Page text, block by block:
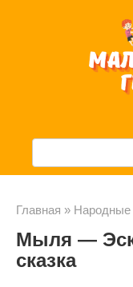
Главная » Народные
Мыля —
сказка